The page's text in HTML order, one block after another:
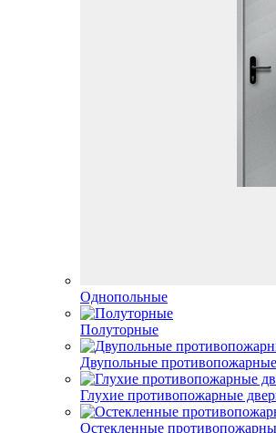
Однопольные
Полуторные
Двупольные
Глухие противопожарные
Остекленные